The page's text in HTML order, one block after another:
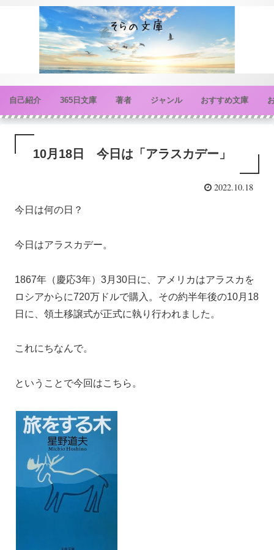
自己紹介 365日文庫 著者 ジャンル おすすめ文庫
10月18日 今日は「アラスカデー」
2022.10.18
今日は何の日？
今日はアラスカデー。
1867年（慶応3年）3月30日に、アメリカはアラスカを
ロシアからに720万ドルで購入。その約半年後の10月18
日に、領土移譲式が正式に執り行われました。
これにちなんで。
ということで今回はこちら。